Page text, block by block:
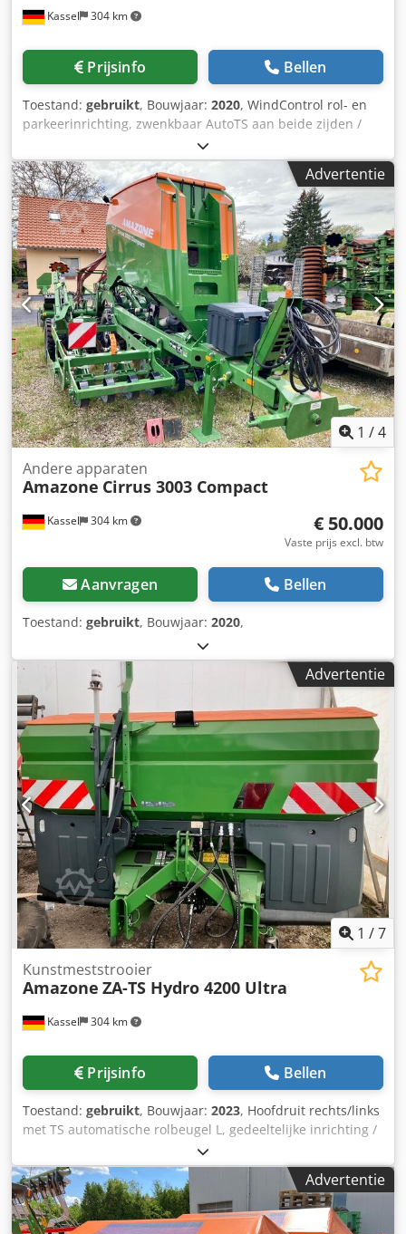
Kassel 304 km
Prijsinfo Bellen
Toestand: gebruikt, Bouwjaar: 2020, WindControl rol- en
parkeerinrichting, zwenkbaar AutoTS aan beide zijden /
buisbeschermbeugel L / hellingssensor voor weegsysteem
FlowCheck / EasyCheck-matten, 16 stuks / spatborden L en
ladders / LED-verlichting / afdekzeil L / strooischopset TS
Dcodorxr Uyepfx Aqpjk
Advertentie
1 /4
Kassel 304 km
Andere apparaten
Amazone Cirrus 3003 Compact
€ 50.000
Vaste prijs excl. btw
Aanvragen Bellen
Toestand: gebruikt, Bouwjaar: 2020,
Advertentie
1 /7
Kassel 304 km
Kunstmeststrooier
Amazone ZA-TS Hydro 4200 Ultra
Prijsinfo Bellen
Toestand: gebruikt, Bouwjaar: 2023, Hoofdruit rechts/links
met TS automatische rolbeugel L, gedeeltelijke inrichting /
zwenkbaar, fabrieksmatig gemonteerd. Hellingsensor voor
elektronisch weegsysteem / instelsysteem voor
inleidmechanisme. Profi-weegsysteem inbouwdelen voor
ZA basismachines. LED / Achterverlichting handmatig.
Dcedpfxot A Udgo Aqpsk
Advertentie